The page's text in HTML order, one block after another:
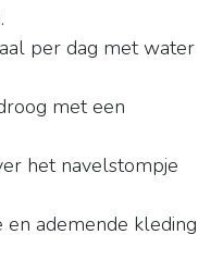
per dag met water
met een
het navelstompje
ademende kleding